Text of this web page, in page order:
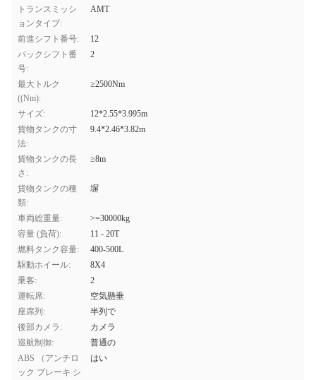
トランスミッシ
ョンタイプ:
AMT
前進シフト番号:
12
バックシフト番
号:
2
最大トルク
((Nm):
≥2500Nm
サイズ:
12*2.55*3.995m
貨物タンクの寸
法:
9.4*2.46*3.82m
貨物タンクの長
さ:
≥8m
貨物タンクの種
類:
塀
車両総重量:
>=30000kg
容量 (負荷):
11 - 20T
燃料タンク容量:
400-500L
駆動ホイール:
8X4
乗客:
2
運転席:
空気懸垂
座席列:
半列で
後部カメラ:
カメラ
巡航制御:
普通の
ABS （アンチロ
ック ブレーキ シ
はい